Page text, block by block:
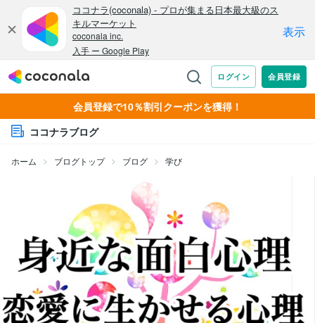
会員登録で10％割引クーポンを獲得！
ココナラブログ
ホーム ブログトップ ブログ 学び